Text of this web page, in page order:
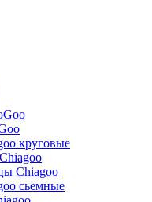
круговые
Chiagoo
сьемные